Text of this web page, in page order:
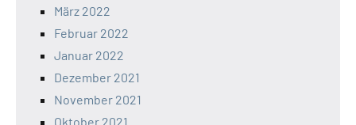
März 2022
Februar 2022
Januar 2022
Dezember 2021
November 2021
Oktober 2021